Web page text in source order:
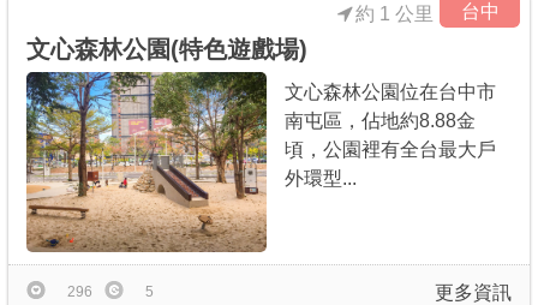
台中
約 1 公里
文心森林公園(特色遊戲場)
文心森林公園位在台中市
南屯區，佔地約8.88金
頃，公園裡有全台最大戶
外環型...
更多資訊
296 5